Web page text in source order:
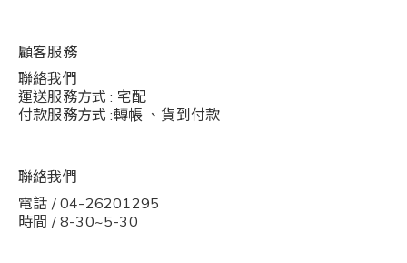
顧客服務
聯絡我們
運送服務方式 : 宅配
付款服務方式 :轉帳 、貨到付款
聯絡我們
電話 / 04-26201295
時間 / 8-30~5-30